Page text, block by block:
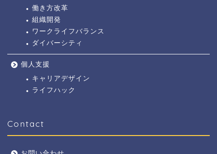
働き方改革
組織開発
ワークライフバランス
ダイバーシティ
個人支援
キャリアデザイン
ライフハック
Contact